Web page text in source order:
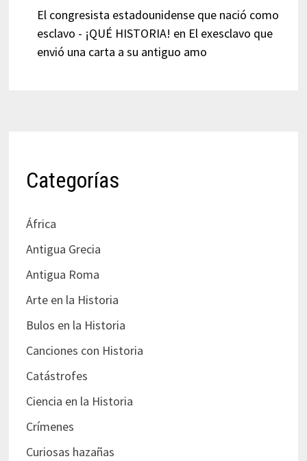
El congresista estadounidense que nació como
esclavo - ¡QUÉ HISTORIA! en El exesclavo que
envió una carta a su antiguo amo
Categorías
África
Antigua Grecia
Antigua Roma
Arte en la Historia
Bulos en la Historia
Canciones con Historia
Catástrofes
Ciencia en la Historia
Crímenes
Curiosas hazañas